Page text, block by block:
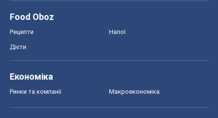
Food Oboz
Рецепти Напої
Дієти
Економіка
Ринки та компанії Макроекономіка